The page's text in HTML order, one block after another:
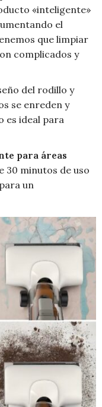
«inteligente»
el
que limpiar
complicados y
del rodillo y
se enreden y
es ideal para
para áreas
30 minutos de uso
un